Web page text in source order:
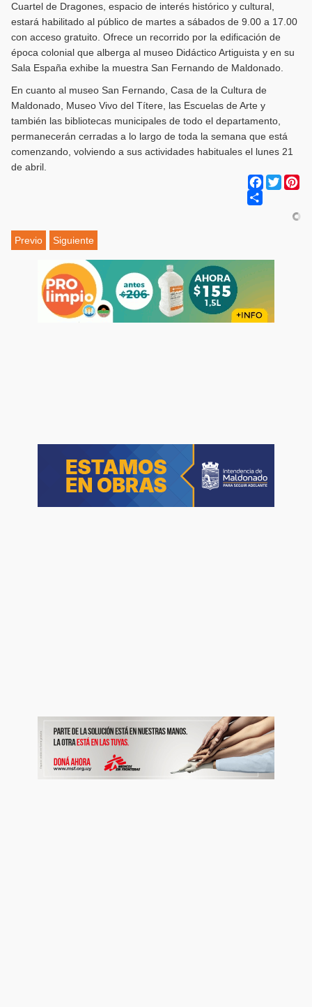
Cuartel de Dragones, espacio de interés histórico y cultural,
estará habilitado al público de martes a sábados de 9.00 a 17.00
con acceso gratuito. Ofrece un recorrido por la edificación de
época colonial que alberga al museo Didáctico Artiguista y en su
Sala España exhibe la muestra San Fernando de Maldonado.
En cuanto al museo San Fernando, Casa de la Cultura de
Maldonado, Museo Vivo del Títere, las Escuelas de Arte y
también las bibliotecas municipales de todo el departamento,
permanecerán cerradas a lo largo de toda la semana que está
comenzando, volviendo a sus actividades habituales el lunes 21
de abril.
Facebook
Twitter
Previo Siguiente